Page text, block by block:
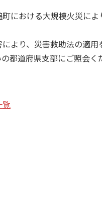
における大規模火災に
より、災害救助法の適
都道府県支部にご照会く
覧